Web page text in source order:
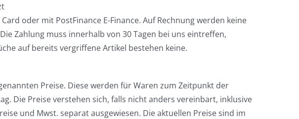
oder mit PostFinance E-Finance. Auf Rechnung werden keine
Zahlung muss innerhalb von 30 Tagen bei uns eintreffen,
auf bereits vergriffene Artikel bestehen keine.
Preise. Diese werden für Waren zum Zeitpunkt der
Die Preise verstehen sich, falls nicht anders vereinbart, inklusive
und Mwst. separat ausgewiesen. Die aktuellen Preise sind im